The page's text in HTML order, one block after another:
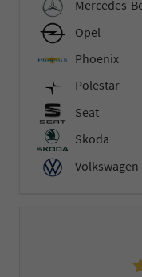
Mercedes-
Opel
Phoenix
Polestar
Seat
Skoda
Volkswagen